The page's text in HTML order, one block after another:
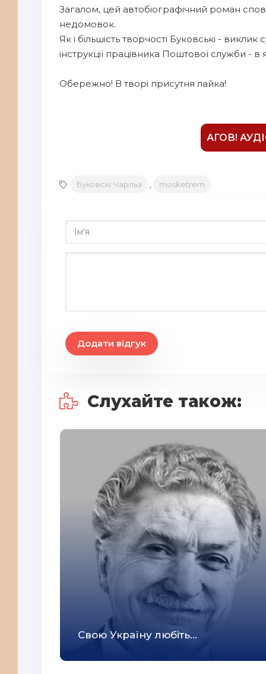
9
Загалом, цей автобіографічний роман
недомовок.
Як і більшість творчості Буковські -
інструкції працівника Поштової служби -
Обережно! В творі присутня лайка!
АГОВ!
Буковскі Чарльз mosketrem
Додати відгук
Слухайте також:
Свою Україну любiть...